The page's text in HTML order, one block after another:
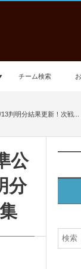
チーム検索
判明分結果更新！次戦...
公
分